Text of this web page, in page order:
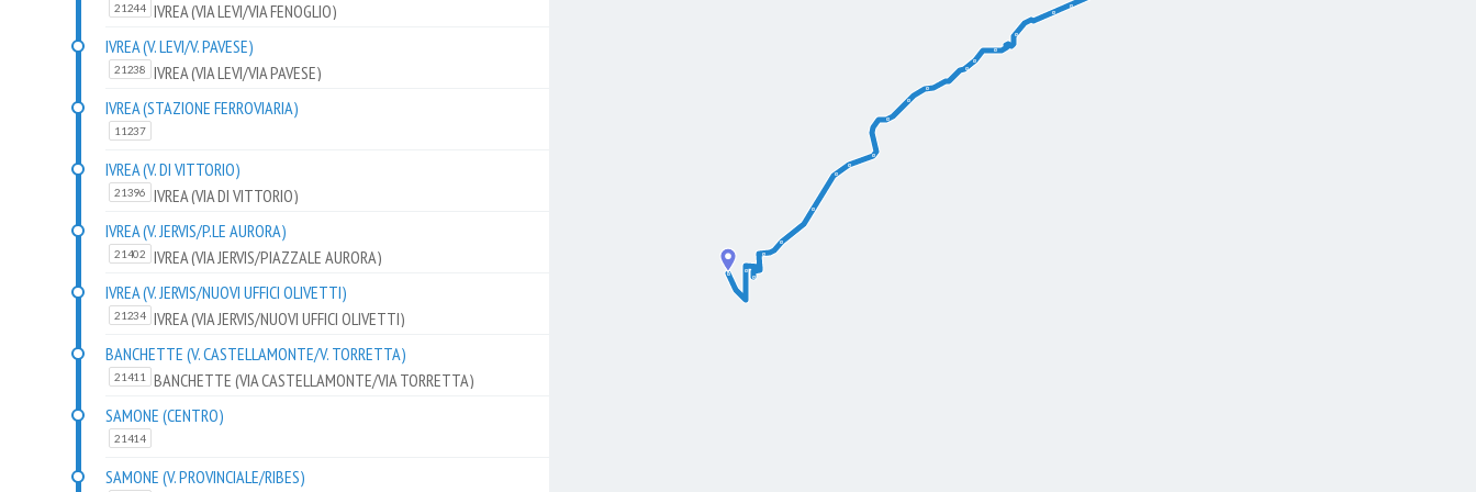
21244
IVREA (VIA LEVI/VIA FENOGLIO)
IVREA (V. LEVI/V. PAVESE)
21238
IVREA (VIA LEVI/VIA PAVESE)
IVREA (STAZIONE FERROVIARIA)
11237
IVREA (V. DI VITTORIO)
21396
IVREA (VIA DI VITTORIO)
IVREA (V. JERVIS/P.LE AURORA)
21402
IVREA (VIA JERVIS/PIAZZALE AURORA)
IVREA (V. JERVIS/NUOVI UFFICI OLIVETTI)
21234
IVREA (VIA JERVIS/NUOVI UFFICI OLIVETTI)
BANCHETTE (V. CASTELLAMONTE/V. TORRETTA)
21411
BANCHETTE (VIA CASTELLAMONTE/VIA TORRETTA)
SAMONE (CENTRO)
21414
SAMONE (V. PROVINCIALE/RIBES)